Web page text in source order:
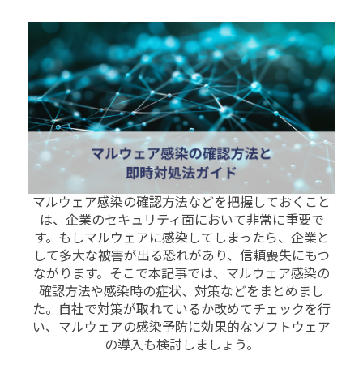
マルウェア感染の確認方法などを把握しておくこと
は、企業のセキュリティ面において非常に重要で
す。もしマルウェアに感染してしまったら、企業と
して多大な被害が出る恐れがあり、信頼喪失にもつ
ながります。そこで本記事では、マルウェア感染の
確認方法や感染時の症状、対策などをまとめまし
た。自社で対策が取れているか改めてチェックを行
い、マルウェアの感染予防に効果的なソフトウェア
の導入も検討しましょう。